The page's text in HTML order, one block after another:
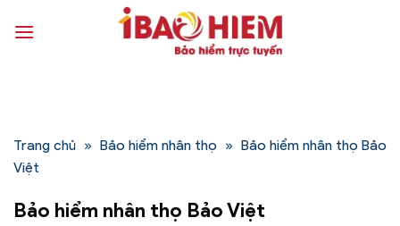
qua
Trang chủ » Bảo hiểm nhân thọ » Bảo hiểm nhân thọ Bảo
Việt
Bảo hiểm nhân thọ Bảo Việt